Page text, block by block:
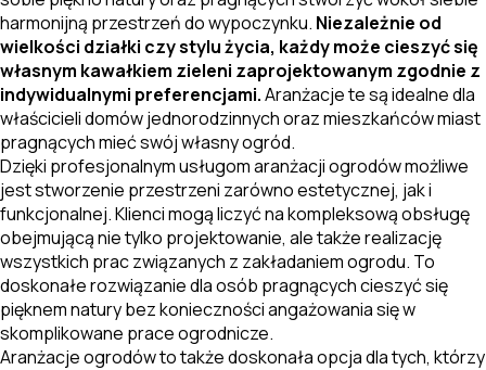
harmonijną przestrzeń do wypoczynku. Niezależnie od
wielkości działki czy stylu życia, każdy może cieszyć się
własnym kawałkiem zieleni zaprojektowanym zgodnie z
indywidualnymi preferencjami.Aranżacje te są idealne dla
właścicieli domów jednorodzinnych oraz mieszkańców miast
pragnących mieć swój własny ogród.
Dzięki profesjonalnym usługom aranżacji ogrodów możliwe
jest stworzenie przestrzeni zarówno estetycznej, jak i
funkcjonalnej. Klienci mogą liczyć na kompleksową obsługę
obejmującą nie tylko projektowanie, ale także realizację
wszystkich prac związanych z zakładaniem ogrodu. To
doskonałe rozwiązanie dla osób pragnących cieszyć się
pięknem natury bez konieczności angażowania się w
skomplikowane prace ogrodnicze.
Aranżacje ogrodów to także doskonała opcja dla tych, którzy